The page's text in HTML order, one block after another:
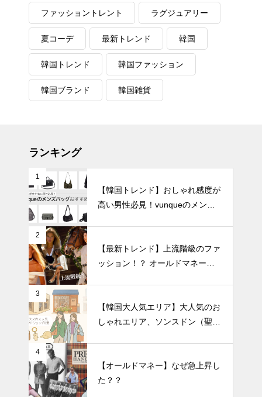
ファッショントレント ラグジュアリー
夏コーデ 最新トレンド 韓国
韓国トレンド 韓国ファッション
韓国ブランド 韓国雑貨
ランキング
1
【韓国トレンド】おしゃれ感度が
高い男性必見！vunqueのメンズ
2
【最新トレンド】上流階級のファ
ッション！？ オールドマネール
3
【韓国大人気エリア】大人気のお
しゃれエリア、ソンスドン（聖水
4
【オールドマネー】なぜ急上昇し
た？？